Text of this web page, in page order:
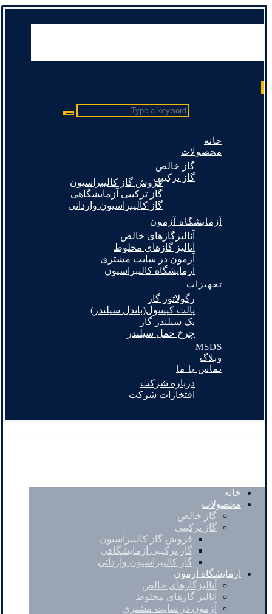
خانه
محصولات
گاز خالص
گاز ترکیبیفروش گاز کالیبراسیون
گاز ترکیبی آزمایشگاهی
گاز کالیبراسیون وارداتی
آزمایشگاه آزمون
آنالیزگازهای خالص
آنالیز گازهای مخلوط
آزمون در سایت مشتری
آزمایشگاه کالیبراسیون
تجهیزات
رگولاتور گاز
پالت کپسول(باندل سیلندر)
پک سیلندر گاز
چرخ حمل سیلندر
MSDS
وبلاگ
تماس با ما
درباره شرکت
افتخارات شرکت
خانه
محصولات
گاز خالص
گاز ترکیبی
فروش گاز کالیبراسیون
گاز ترکیبی آزمایشگاهی
گاز کالیبراسیون وارداتی
آزمایشگاه آزمون
آنالیزگازهای خالص
آنالیز گازهای مخلوط
آزمون در سایت مشتری